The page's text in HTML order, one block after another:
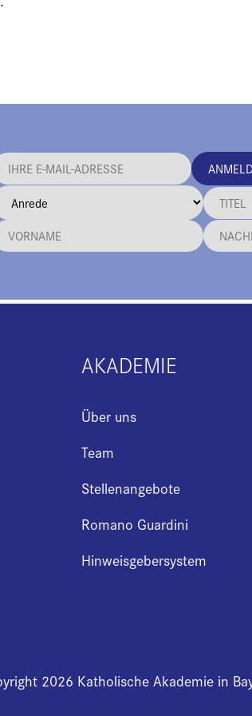
AKADEMIE
Über uns
Team
Stellenangebote
Romano Guardini
Hinweisgebersystem
2026 Katholische Akademie in